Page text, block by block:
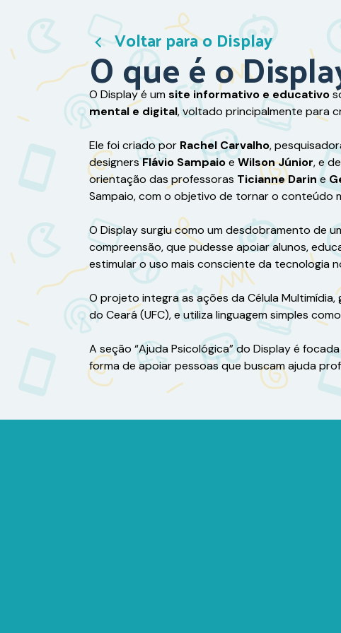
Voltar para o Display
O que é o
O Display é um site informativo e educativo
mental e digital, voltado principalmente para
Ele foi criado por Rachel Carvalho,
designersFlávio SampaioeWilson Júnior, e
orientação das professoras Ticianne Darine
Sampaio, com o objetivo de tornar o conteúdo
O Display surgiu como um desdobramento de
compreensão, que pudesse apoiar alunos,
estimular o uso mais consciente da tecnologia
O projeto integra as ações da Célula
do Ceará (UFC), e utiliza linguagem simples
A seção “Ajuda Psicológica” do Display é
forma de apoiar pessoas que buscam ajuda